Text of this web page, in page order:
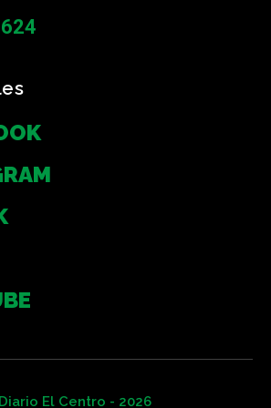
El Centro - 2026